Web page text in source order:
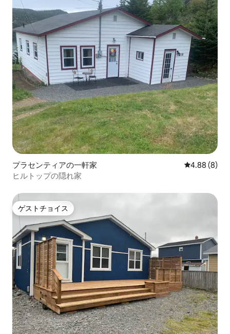
プラセンティアの一軒家 レビュー8件
4.88 (8)
ヒルトップの隠れ家
ゲストチョイス
ゲストチョイス